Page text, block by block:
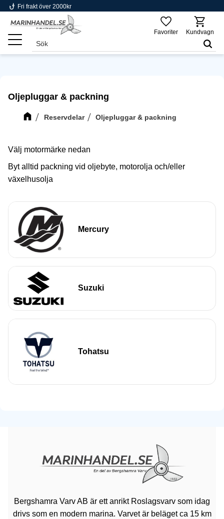
Meny
phishing Fri frakt över 2000kr
Favoriter Kundvagn
Oljepluggar & packning
Reservdelar Oljepluggar & packning
Välj motormärke nedan
Byt alltid packning vid oljebyte, motorolja och/eller
växelhusolja
Mercury
Suzuki
Tohatsu
Bergshamra Varv AB är ett anrikt Roslagsvarv som idag
drivs som en modern marina. Varvet är beläget ca 15 km